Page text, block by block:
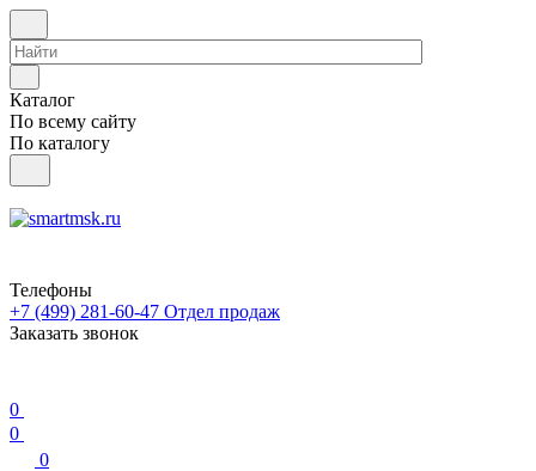
Каталог
По всему сайту
По каталогу
Телефоны
+7 (499) 281-60-47 Отдел продаж
Заказать звонок
0
0
0